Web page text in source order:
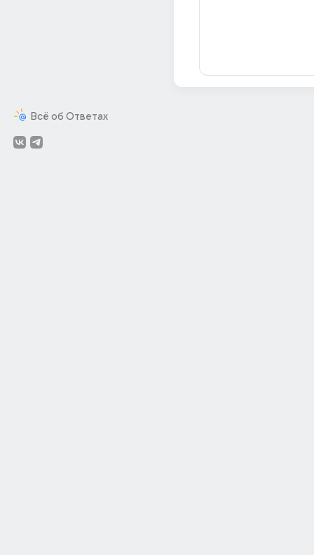
Всё об Ответах